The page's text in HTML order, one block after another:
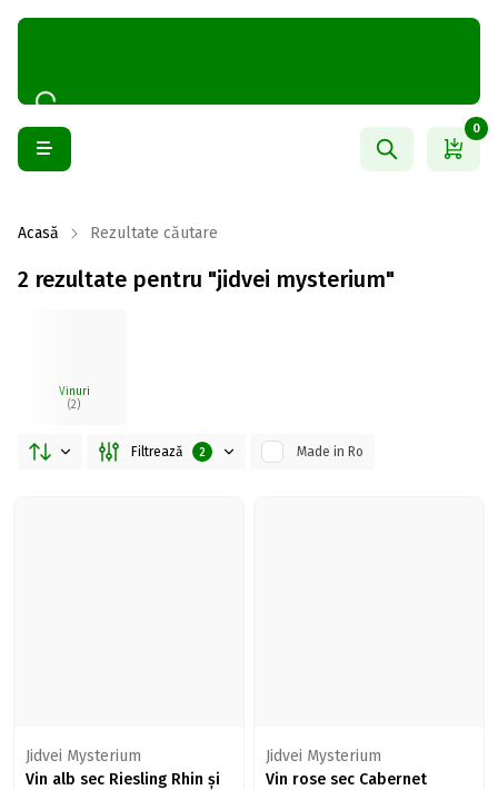
0
Acasă Rezultate căutare
2 rezultate pentru "jidvei mysterium"
Vinuri
(2)
Filtrează 2 Made in Ro
Jidvei Mysterium
Vin alb sec Riesling Rhin și
Jidvei Mysterium
Vin rose sec Cabernet